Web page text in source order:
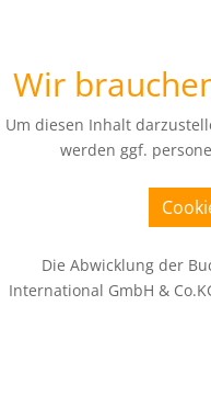
Wir
Um diesen Inhalt
werden ggf.
Die Abwicklung der
International GmbH &